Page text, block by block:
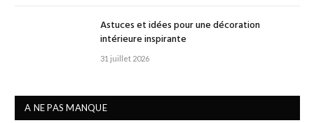
Astuces et idées pour une décoration
intérieure inspirante
31 juillet 2026
A NE PAS MANQUE